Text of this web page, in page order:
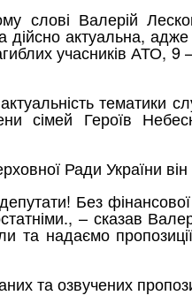
слові Валерій
актуальна, адже
учасників АТО, 9
тематики
сімей Героїв
Ради України
Без фінансової
– сказав
та надаємо
та озвучених